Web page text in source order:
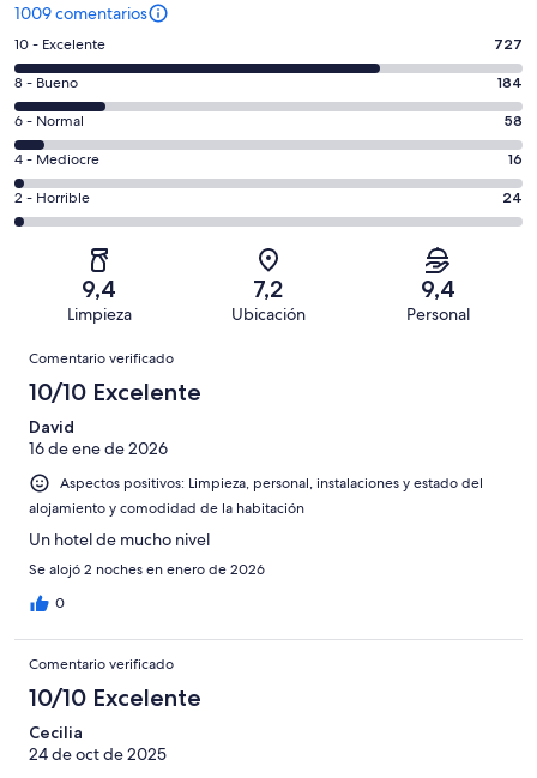
1009 comentarios
727
comentarios
de
un
total
de
1009
con
puntuación
10 - Excelente 727
184
comentarios
de
un
total
de
puntuación
8 - Bueno 184
58
comentarios
de
un
total
puntuación
Normal
6 - Normal 58
16
comentarios
de
una
puntuación
Mediocre
4 - Mediocre 16
24
comentarios
1009
una
puntuación
de
2 - Horrible 24
9,4
Limpieza
7,2
Ubicación
9,4
Personal
Comentarios
Comentario verificado
10/10 Excelente
David
16 de ene de 2026
Aspectos positivos: Limpieza, personal, instalaciones y estado del
alojamiento y comodidad de la habitación
Un hotel de mucho nivel
Se alojó 2 noches en enero de 2026
0
Comentario verificado
10/10 Excelente
Cecilia
24 de oct de 2025